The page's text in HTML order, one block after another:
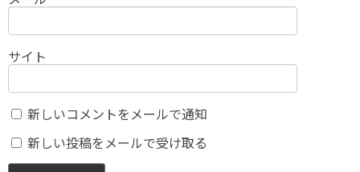
サイト
新しいコメントをメールで通知
新しい投稿をメールで受け取る